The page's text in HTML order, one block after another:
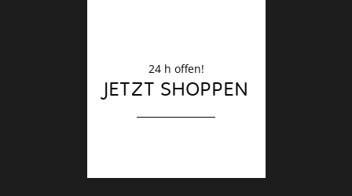
24 h offen!
JETZT SHOPPEN